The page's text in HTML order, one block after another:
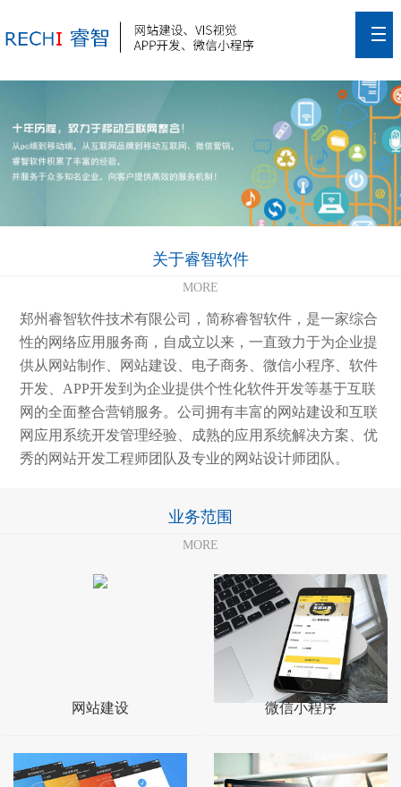
关于睿智软件
MORE
郑州睿智软件技术有限公司，简称睿智软件，是一家综合
性的网络应用服务商，自成立以来，一直致力于为企业提
供从网站制作、网站建设、电子商务、微信小程序、软件
开发、APP开发到为企业提供个性化软件开发等基于互联
网的全面整合营销服务。公司拥有丰富的网站建设和互联
网应用系统开发管理经验、成熟的应用系统解决方案、优
秀的网站开发工程师团队及专业的网站设计师团队。
业务范围
MORE
网站建设 微信小程序